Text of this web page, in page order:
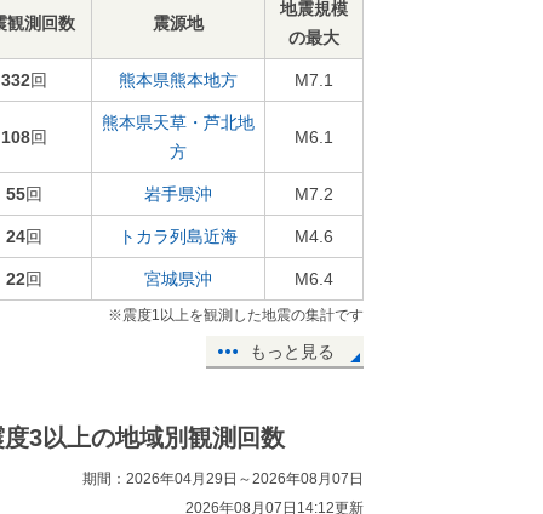
観測回数 震源地
地震規模
の最大
332回 熊本県熊本地方 M7.1
108回
熊本県天草・芦北地
方
M6.1
55回 岩手県沖 M7.2
24回 トカラ列島近海 M4.6
22回 宮城県沖 M6.4
※震度1以上を観測した地震の集計です
もっと見る
度3以上の地域別観測回数
期間：2026年04月29日～2026年08月07日
2026年08月07日14:12更新